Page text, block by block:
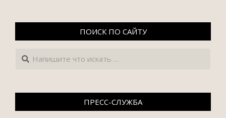
ПОИСК ПО САЙТУ
Поиск
ПРЕСС-СЛУЖБА